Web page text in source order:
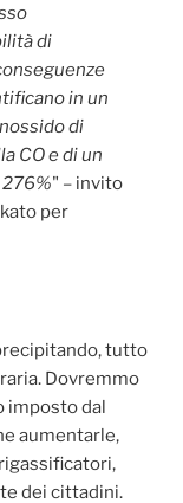
di
in un
di
CO e di un
" – invito
per
tutto
Dovremmo
imposto dal
aumentarle,
dei cittadini.